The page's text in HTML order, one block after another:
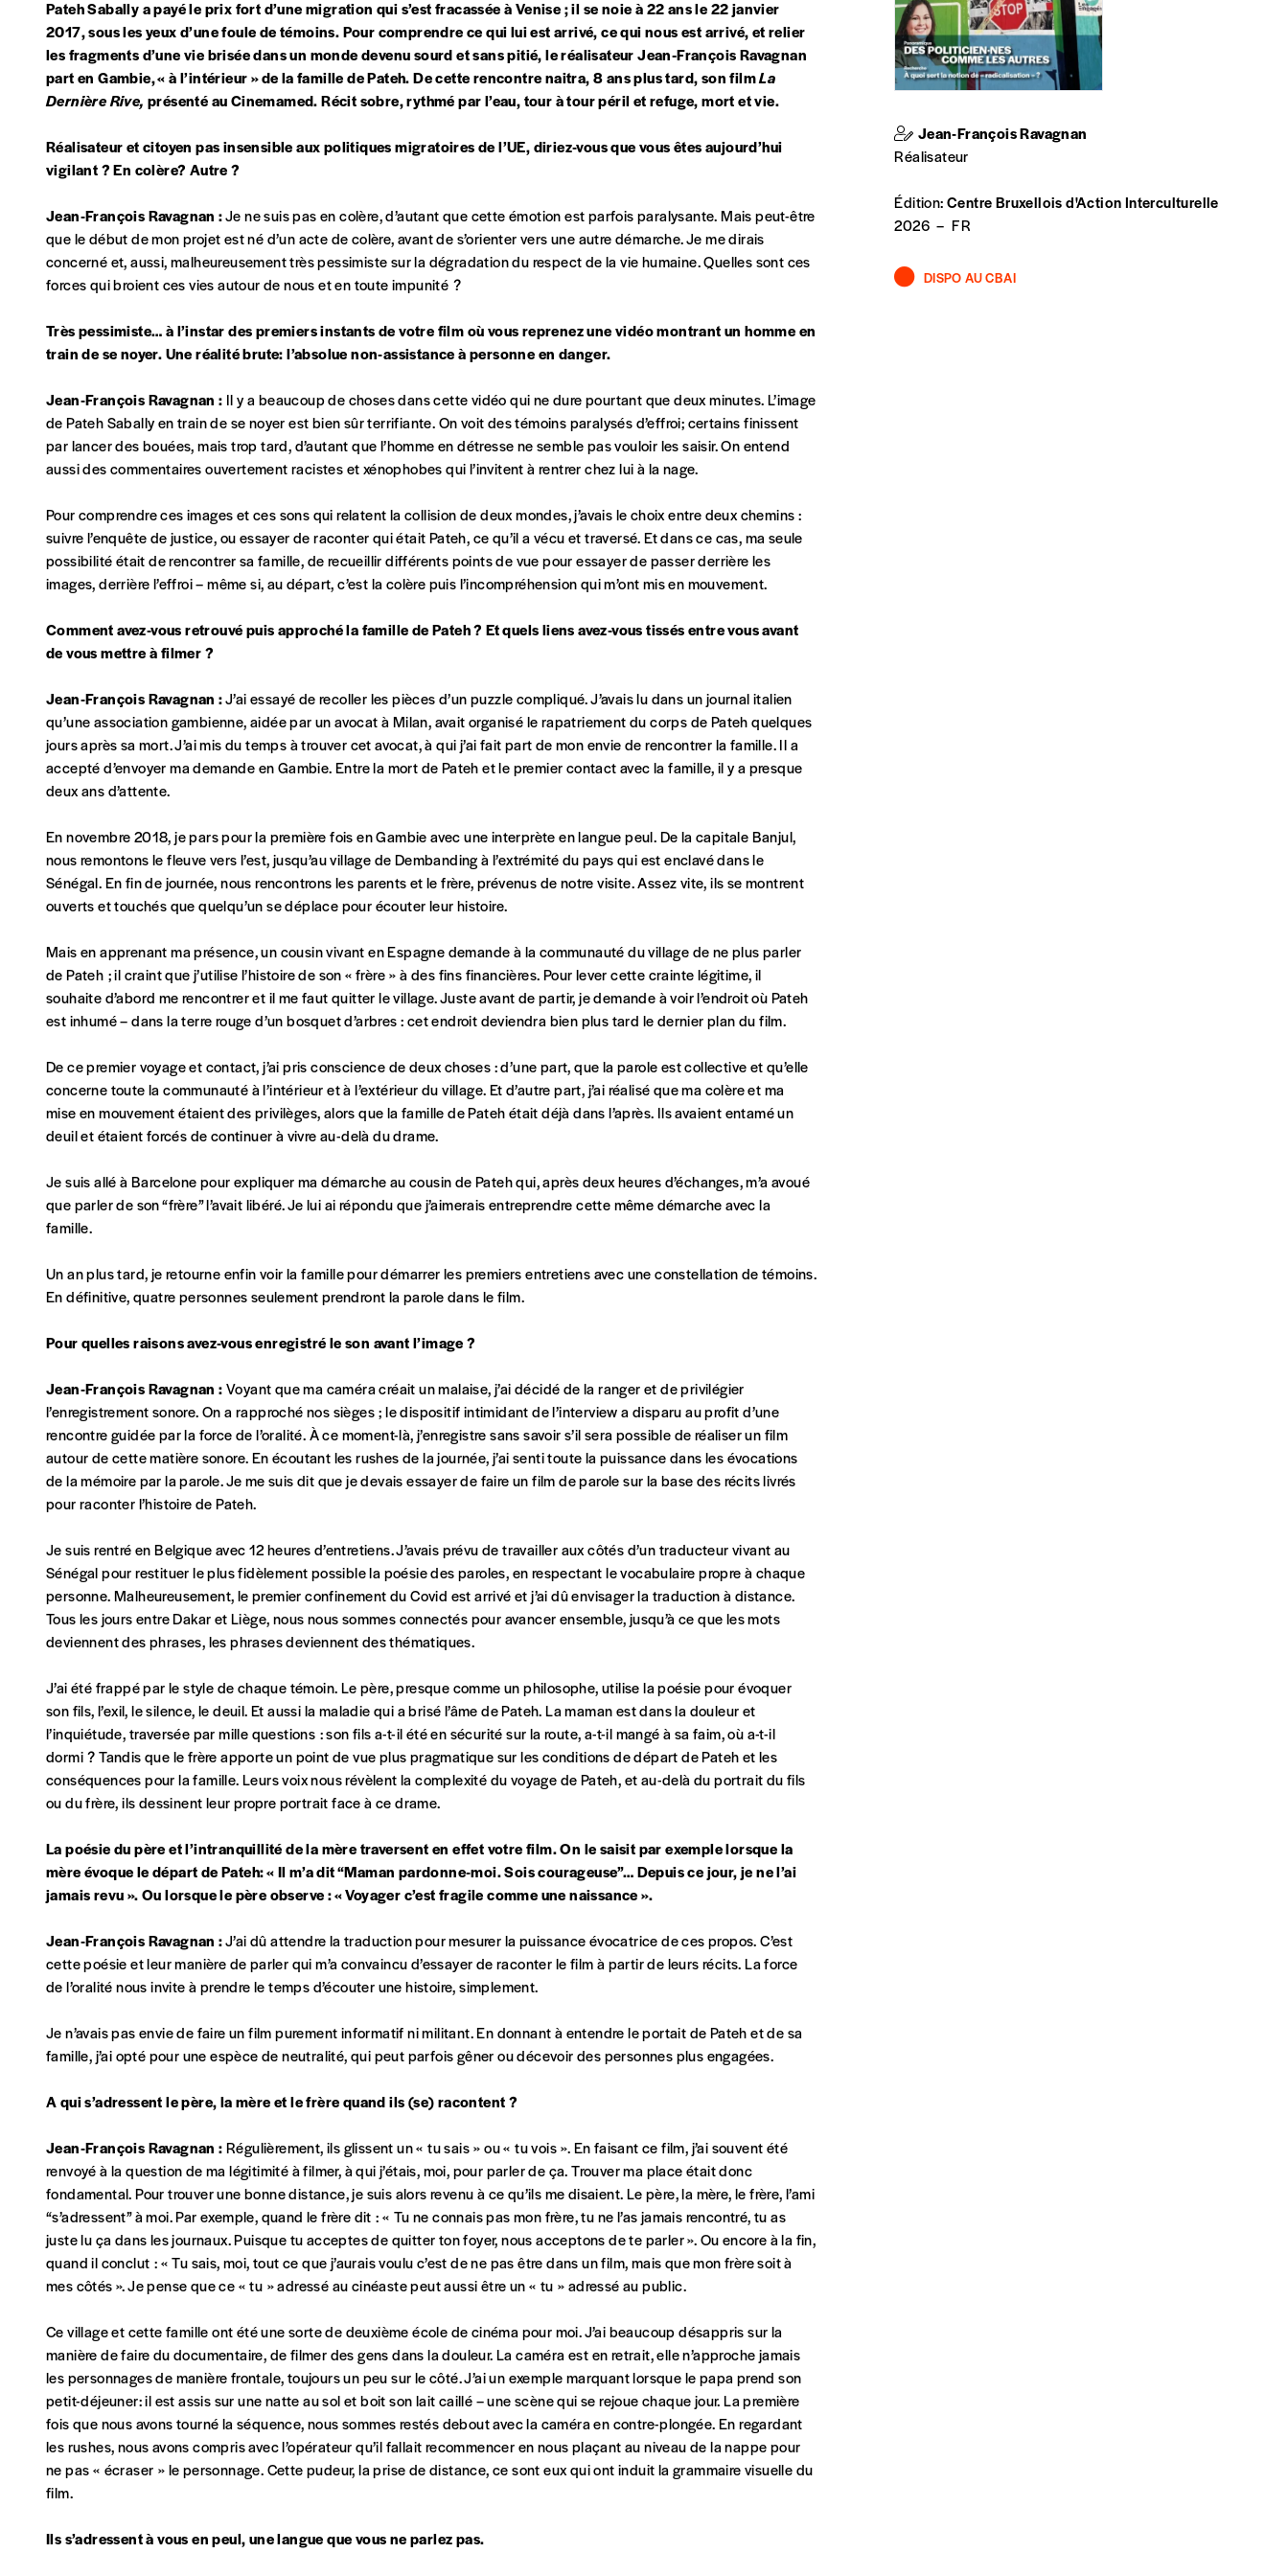
INSCRIPTION
*champs obligatoires
la mention “participation Imag”.
NB: Vous pouvez choisir de participer financièrement à tout moment, même après avoir reçu plusieurs numéros. Ce paiement n’est pas indispensable. Il marque votre volonté de
soutenir nos activités.
NOS FORMULES
Abonnement
20€*/an
Par numéro
5€*
Je m'abonne à l'Imag
Format papier (livraison uniquement en Belgique)
Format numérique
Je commande au numéro
Édition papier (livraison en Belgique uniquement)
AJOUTER
Offre découverte
Vous souhaitez découvrir Imag? Nous vous offrons les deux derniers numéros publiés.
Je souhaite bénéficier de l’offre découverte
Cadeau
Faites découvrir l' à un·e ami·e et offrez-lui un abonnement ou numéro au choix.
J’offre un abonnement (5 numéros)
Vos coordonnées
Organisation TVA
Rue
Code postal
Pays
Localité
Je souhaite recevoir une facture
Lire notrepolitique de protection des données personnelles (RGPD)
Pateh Sabally a payé le prix fort d’une migration qui s’est fracassée à Venise ; il se noie à 22 ans le 22 janvier
2017, sous les yeux d’une foule de témoins. Pour comprendre ce qui lui est arrivé, ce qui nous est arrivé, et relier
les fragments d’une vie brisée dans un monde devenu sourd et sans pitié, le réalisateur Jean‑François Ravagnan
part en Gambie, « à l’intérieur » de la famille de Pateh. De cette rencontre naitra, 8 ans plus tard, son filmLa
Dernière Rive, présenté au Cinemamed.Récit sobre, rythmé par l’eau, tour à tour péril et refuge, mort et vie.
Réalisateur et citoyen pas insensible aux politiques migratoires de l’UE, diriez-vous que vous êtes aujourd’hui
vigilant ? En colère? Autre ?
Jean-François Ravagnan :Je ne suis pas en colère, d’autant que cette émotion est parfois paralysante. Mais peut-être
que le début de mon projet est né d’un acte de colère, avant de s’orienter vers une autre démarche. Je me dirais
concerné et, aussi, malheureusement très pessimiste sur la dégradation du respect de la vie humaine. Quelles sont ces
forces qui broient ces vies autour de nous et en toute impunité ?
Très pessimiste… à l’instar des premiers instants de votre film où vous reprenez une vidéo montrant un homme en
train de se noyer. Une réalité brute: l’absolue non-assistance à personne en danger.
Jean-François Ravagnan : Il y a beaucoup de choses dans cette vidéo qui ne dure pourtant que deux minutes. L’image
de Pateh Sabally en train de se noyer est bien sûr terrifiante. On voit des témoins paralysés d’effroi; certains finissent
par lancer des bouées, mais trop tard, d’autant que l’homme en détresse ne semble pas vouloir les saisir. On entend
aussi des commentaires ouvertement racistes et xénophobes qui l’invitent à rentrer chez lui à la nage.
Pour comprendre ces images et ces sons qui relatent la collision de deux mondes, j’avais le choix entre deux chemins :
suivre l’enquête de justice, ou essayer de raconter qui était Pateh, ce qu’il a vécu et traversé. Et dans ce cas, ma seule
possibilité était de rencontrer sa famille, de recueillir différents points de vue pour essayer de passer derrière les
images, derrière l’effroi – même si, au départ, c’est la colère puis l’incompréhension qui m’ont mis en mouvement.
Comment avez-vous retrouvé puis approché la famille de Pateh ? Et quels liens avez-vous tissés entre vous avant
de vous mettre à filmer ?
Jean-François Ravagnan :J’ai essayé de recoller les pièces d’un puzzle compliqué. J’avais lu dans un journal italien
qu’une association gambienne, aidée par un avocat à Milan, avait organisé le rapatriement du corps de Pateh quelques
jours après sa mort. J’ai mis du temps à trouver cet avocat, à qui j’ai fait part de mon envie de rencontrer la famille. Il a
accepté d’envoyer ma demande en Gambie. Entre la mort de Pateh et le premier contact avec la famille, il y a presque
deux ans d’attente.
En novembre 2018, je pars pour la première fois en Gambie avec une interprète en langue peul. De la capitale Banjul,
nous remontons le fleuve vers l’est, jusqu’au village de Dembanding à l’extrémité du pays qui est enclavé dans le
Sénégal. En fin de journée, nous rencontrons les parents et le frère, prévenus de notre visite. Assez vite, ils se montrent
ouverts et touchés que quelqu’un se déplace pour écouter leur histoire.
Mais en apprenant ma présence, un cousin vivant en Espagne demande à la communauté du village de ne plus parler
de Pateh ; il craint que j’utilise l’histoire de son « frère » à des fins financières. Pour lever cette crainte légitime, il
souhaite d’abord me rencontrer et il me faut quitter le village. Juste avant de partir, je demande à voir l’endroit où Pateh
est inhumé – dans la terre rouge d’un bosquet d’arbres : cet endroit deviendra bien plus tard le dernier plan du film.
De ce premier voyage et contact, j’ai pris conscience de deux choses : d’une part, que la parole est collective et qu’elle
concerne toute la communauté à l’intérieur et à l’extérieur du village. Et d’autre part, j’ai réalisé que ma colère et ma
mise en mouvement étaient des privilèges, alors que la famille de Pateh était déjà dans l’après. Ils avaient entamé un
deuil et étaient forcés de continuer à vivre au-delà du drame.
Je suis allé à Barcelone pour expliquer ma démarche au cousin de Pateh qui, après deux heures d’échanges, m’a avoué
que parler de son “frère” l’avait libéré. Je lui ai répondu que j’aimerais entreprendre cette même démarche avec la
famille.
Un an plus tard, je retourne enfin voir la famille pour démarrer les premiers entretiens avec une constellation de témoins.
En définitive, quatre personnes seulement prendront la parole dans le film.
Pour quelles raisons avez-vous enregistré le son avant l’image ?
Jean-François Ravagnan :Voyant que ma caméra créait un malaise, j’ai décidé de la ranger et de privilégier
l’enregistrement sonore. On a rapproché nos sièges ; le dispositif intimidant de l’interview a disparu au profit d’une
rencontre guidée par la force de l’oralité. À ce moment-là, j’enregistre sans savoir s’il sera possible de réaliser un film
autour de cette matière sonore. En écoutant les rushes de la journée, j’ai senti toute la puissance dans les évocations
de la mémoire par la parole. Je me suis dit que je devais essayer de faire un film de parole sur la base des récits livrés
pour raconter l’histoire de Pateh.
Je suis rentré en Belgique avec 12 heures d’entretiens. J’avais prévu de travailler aux côtés d’un traducteur vivant au
Sénégal pour restituer le plus fidèlement possible la poésie des paroles, en respectant le vocabulaire propre à chaque
personne. Malheureusement, le premier confinement du Covid est arrivé et j’ai dû envisager la traduction à distance.
Tous les jours entre Dakar et Liège, nous nous sommes connectés pour avancer ensemble, jusqu’à ce que les mots
deviennent des phrases, les phrases deviennent des thématiques.
J’ai été frappé par le style de chaque témoin. Le père, presque comme un philosophe, utilise la poésie pour évoquer
son fils, l’exil, le silence, le deuil. Et aussi la maladie qui a brisé l’âme de Pateh. La maman est dans la douleur et
l’inquiétude, traversée par mille questions : son fils a-t-il été en sécurité sur la route, a-t-il mangé à sa faim, où a-t-il
dormi ? Tandis que le frère apporte un point de vue plus pragmatique sur les conditions de départ de Pateh et les
conséquences pour la famille. Leurs voix nous révèlent la complexité du voyage de Pateh, et au-delà du portrait du fils
ou du frère, ils dessinent leur propre portrait face à ce drame.
La poésie du père et l’intranquillité de la mère traversent en effet votre film. On le saisit par exemple lorsque la
mère évoque le départ de Pateh: « Il m’a dit “Maman pardonne-moi. Sois courageuse”… Depuis ce jour, je ne l’ai
jamais revu ». Ou lorsque le père observe : « Voyager c’est fragile comme une naissance ».
Jean-François Ravagnan :J’ai dû attendre la traduction pour mesurer la puissance évocatrice de ces propos. C’est
cette poésie et leur manière de parler qui m’a convaincu d’essayer de raconter le film à partir de leurs récits. La force
de l’oralité nous invite à prendre le temps d’écouter une histoire, simplement.
Je n’avais pas envie de faire un film purement informatif ni militant. En donnant à entendre le portait de Pateh et de sa
famille, j’ai opté pour une espèce de neutralité, qui peut parfois gêner ou décevoir des personnes plus engagées.
A qui s’adressent le père, la mère et le frère quand ils (se) racontent ?
Jean-François Ravagnan :Régulièrement, ils glissent un « tu sais » ou « tu vois ». En faisant ce film, j’ai souvent été
renvoyé à la question de ma légitimité à filmer, à qui j’étais, moi, pour parler de ça. Trouver ma place était donc
fondamental. Pour trouver une bonne distance, je suis alors revenu à ce qu’ils me disaient. Le père, la mère, le frère, l’ami
“s’adressent” à moi. Par exemple, quand le frère dit : « Tu ne connais pas mon frère, tu ne l’as jamais rencontré, tu as
juste lu ça dans les journaux. Puisque tu acceptes de quitter ton foyer, nous acceptons de te parler ». Ou encore à la fin,
quand il conclut : « Tu sais, moi, tout ce que j’aurais voulu c’est de ne pas être dans un film, mais que mon frère soit à
mes côtés ». Je pense que ce « tu » adressé au cinéaste peut aussi être un « tu » adressé au public.
Ce village et cette famille ont été une sorte de deuxième école de cinéma pour moi. J’ai beaucoup désappris sur la
manière de faire du documentaire, de filmer des gens dans la douleur. La caméra est en retrait, elle n’approche jamais
les personnages de manière frontale, toujours un peu sur le côté. J’ai un exemple marquant lorsque le papa prend son
petit-déjeuner: il est assis sur une natte au sol et boit son lait caillé – une scène qui se rejoue chaque jour. La première
fois que nous avons tourné la séquence, nous sommes restés debout avec la caméra en contre-plongée. En regardant
les rushes, nous avons compris avec l’opérateur qu’il fallait recommencer en nous plaçant au niveau de la nappe pour
ne pas « écraser » le personnage. Cette pudeur, la prise de distance, ce sont eux qui ont induit la grammaire visuelle du
film.
Ils s’adressent à vous en peul, une langue que vous ne parlez pas.
Jean-François Ravagnan
Réalisateur
Édition:Centre Bruxellois d'Action Interculturelle
2026 – FR
DISPO AU CBAI